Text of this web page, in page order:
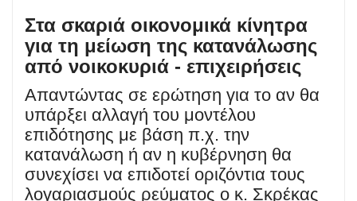
Στα σκαριά οικονομικά κίνητρα
για τη μείωση της κατανάλωσης
από νοικοκυριά - επιχειρήσεις
Απαντώντας σε ερώτηση για το αν θα
υπάρξει αλλαγή του μοντέλου
επιδότησης με βάση π.χ. την
κατανάλωση ή αν η κυβέρνηση θα
συνεχίσει να επιδοτεί οριζόντια τους
λογαριασμούς ρεύματος ο κ. Σκρέκας